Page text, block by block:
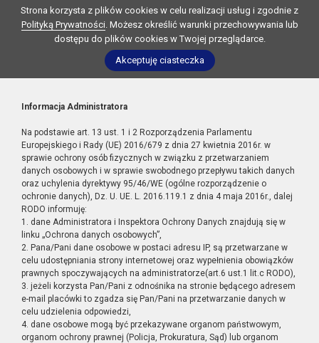
Strona korzysta z plików cookies w celu realizacji usług i zgodnie z
Polityką Prywatności. Możesz określić warunki przechowywania lub
dostępu do plików cookies w Twojej przeglądarce.
Akceptuję ciasteczka
Informacja Administratora
Na podstawie art. 13 ust. 1 i 2 Rozporządzenia Parlamentu
Europejskiego i Rady (UE) 2016/679 z dnia 27 kwietnia 2016r. w
sprawie ochrony osób fizycznych w związku z przetwarzaniem
danych osobowych i w sprawie swobodnego przepływu takich danych
oraz uchylenia dyrektywy 95/46/WE (ogólne rozporządzenie o
ochronie danych), Dz. U. UE. L. 2016.119.1 z dnia 4 maja 2016r., dalej
RODO informuję:
1. dane Administratora i Inspektora Ochrony Danych znajdują się w
linku „Ochrona danych osobowych”,
2. Pana/Pani dane osobowe w postaci adresu IP, są przetwarzane w
celu udostępniania strony internetowej oraz wypełnienia obowiązków
prawnych spoczywających na administratorze(art.6 ust.1 lit.c RODO),
3. jeżeli korzysta Pan/Pani z odnośnika na stronie będącego adresem
e-mail placówki to zgadza się Pan/Pani na przetwarzanie danych w
celu udzielenia odpowiedzi,
4. dane osobowe mogą być przekazywane organom państwowym,
organom ochrony prawnej (Policja, Prokuratura, Sąd) lub organom